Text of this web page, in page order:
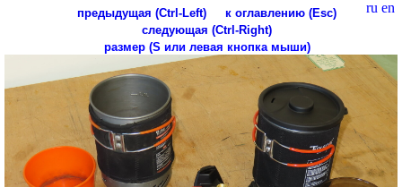
ru en
предыдущая (Ctrl-Left)
к оглавлению (Esc)
следующая (Ctrl-Right)
размер (S или левая кнопка мыши)